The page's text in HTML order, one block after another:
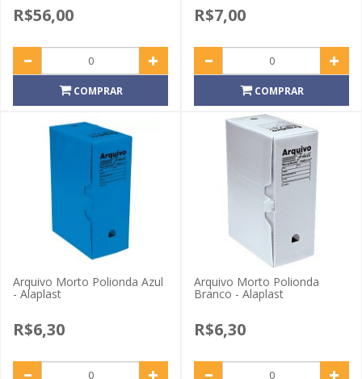
R$56,00
COMPRAR
R$7,00
COMPRAR
Arquivo Morto Polionda Azul
- Alaplast
R$6,30
Arquivo Morto Polionda
Branco - Alaplast
R$6,30